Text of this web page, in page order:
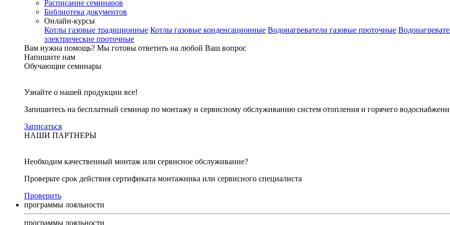
Расписание семинаров
Библиотека документов
Онлайн-курсы
Котлы газовые традиционные Котлы газовые конденсационные Водонагреватели газовые проточные
электрические проточные
Вам нужна помощь? Мы готовы ответить на любой Ваш вопрос
Напишите нам
Обучающие семинары
Узнайте о нашей продукции все!
Запишитесь на бесплатный семинар по монтажу и сервисному обслуживанию систем отопления и горячего
Записаться
НАШИ ПАРТНЕРЫ
Необходим качественный монтаж или сервисное обслуживание?
Проверьте срок действия сертификата монтажника или сервисного специалиста
Проверить
программы лояльности
программы лояльности